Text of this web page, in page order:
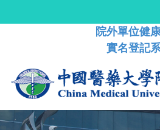
院外單位健
實名登記